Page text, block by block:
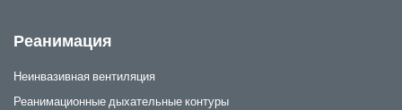
Реанимация
Неинвазивная вентиляция
Реанимационные дыхательные контуры